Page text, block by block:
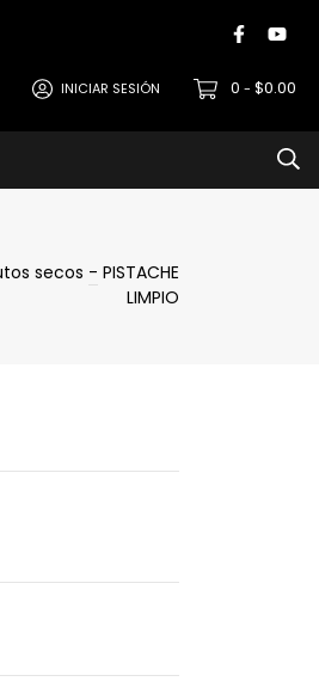
INICIAR SESIÓN 0 - $0.00
secos - PISTACHE
LIMPIO